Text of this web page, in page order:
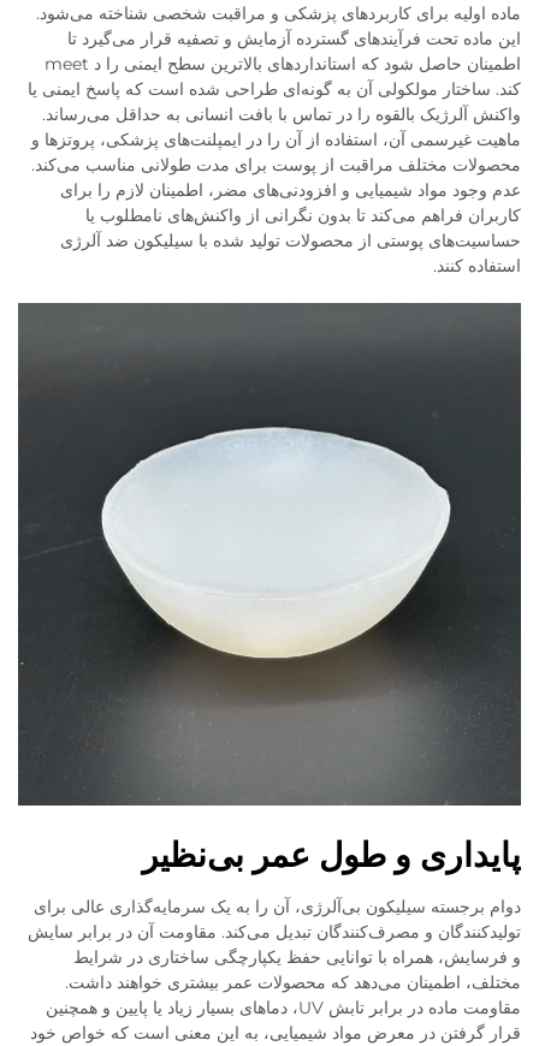
ماده اولیه برای کاربردهای پزشکی و مراقبت شخصی شناخته می‌شود.
این ماده تحت فرآیندهای گسترده آزمایش و تصفیه قرار می‌گیرد تا
اطمینان حاصل شود که استانداردهای بالاترین سطح ایمنی را د meet
کند. ساختار مولکولی آن به گونه‌ای طراحی شده است که پاسخ ایمنی یا
واکنش آلرژیک بالقوه را در تماس با بافت انسانی به حداقل می‌رساند.
ماهیت غیرسمی آن، استفاده از آن را در ایمپلنت‌های پزشکی، پروتزها و
محصولات مختلف مراقبت از پوست برای مدت طولانی مناسب می‌کند.
عدم وجود مواد شیمیایی و افزودنی‌های مضر، اطمینان لازم را برای
کاربران فراهم می‌کند تا بدون نگرانی از واکنش‌های نامطلوب یا
حساسیت‌های پوستی از محصولات تولید شده با سیلیکون ضد آلرژی
استفاده کنند.
پایداری و طول عمر بی‌نظیر
دوام برجسته سیلیکون بی‌آلرژی، آن را به یک سرمایه‌گذاری عالی برای
تولیدکنندگان و مصرف‌کنندگان تبدیل می‌کند. مقاومت آن در برابر سایش
و فرسایش، همراه با توانایی حفظ یکپارچگی ساختاری در شرایط
مختلف، اطمینان می‌دهد که محصولات عمر بیشتری خواهند داشت.
مقاومت ماده در برابر تابش UV، دماهای بسیار زیاد یا پایین و همچنین
قرار گرفتن در معرض مواد شیمیایی، به این معنی است که خواص خود